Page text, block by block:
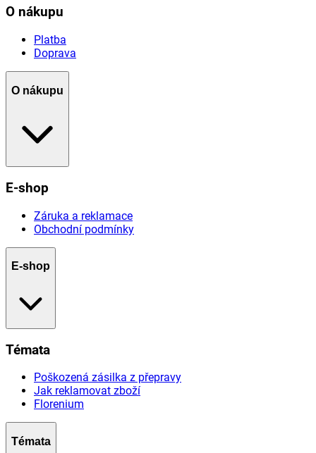
O nákupu
Platba
Doprava
O nákupu
E-shop
Záruka a reklamace
Obchodní podmínky
E-shop
Témata
Poškozená zásilka z přepravy
Jak reklamovat zboží
Florenium
Témata